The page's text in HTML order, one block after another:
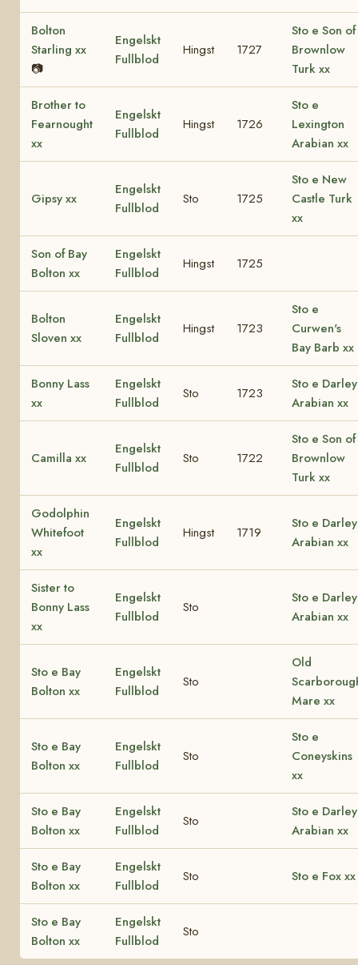
Bolton
Starling xx
📷
Engelskt
Fullblod
Hingst 1727
Sto e Son of
Brownlow
Turk xx
Brother to
Fearnought
xx
Engelskt
Fullblod
Hingst 1726
Sto e
Lexington
Arabian xx
Gipsy xx
Engelskt
Fullblod
Sto 1725
Sto e New
Castle Turk
xx
Son of Bay
Bolton xx
Engelskt
Fullblod
Hingst 1725
Bolton
Sloven xx
Engelskt
Fullblod
Hingst 1723
Sto e
Curwen's
Bay Barb xx
Bonny Lass
xx
Engelskt
Fullblod
Sto 1723
Sto e Darley
Arabian xx
Camilla xx
Engelskt
Fullblod
Sto 1722
Sto e Son of
Brownlow
Turk xx
Godolphin
Whitefoot
xx
Engelskt
Fullblod
Hingst 1719
Sto e Darley
Arabian xx
Sister to
Bonny Lass
xx
Engelskt
Fullblod
Sto
Sto e Darley
Arabian xx
Sto e Bay
Bolton xx
Engelskt
Fullblod
Sto
Old
Mare xx
Sto e Bay
Bolton xx
Engelskt
Fullblod
Sto
Sto e
Coneyskins
xx
Sto e Bay
Bolton xx
Engelskt
Fullblod
Sto
Sto e Darley
Arabian xx
Sto e Bay
Bolton xx
Engelskt
Fullblod
Sto Sto e Fox xx
Sto e Bay
Bolton xx
Engelskt
Fullblod
Sto